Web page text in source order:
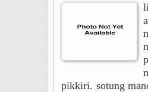
pikkiri. sotung